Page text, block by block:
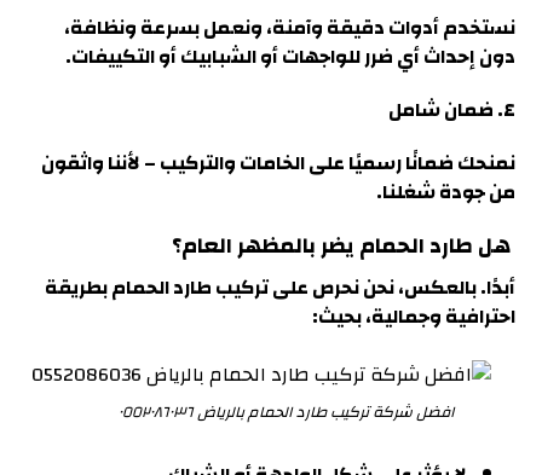
نستخدم أدوات دقيقة وآمنة، ونعمل بسرعة ونظافة،
دون إحداث أي ضرر للواجهات أو الشبابيك أو التكييفات.
٤. ضمان شامل
نمنحك ضمانًا رسميًا على الخامات والتركيب– لأننا واثقون
من جودة شغلنا.
هل طارد الحمام يضر بالمظهر العام؟
أبدًا. بالعكس، نحن نحرص على تركيب طارد الحمام بطريقة
احترافية وجمالية، بحيث:
افضل شركة تركيب طارد الحمام بالرياض ٠٥٥٢٠٨٦٠٣٦